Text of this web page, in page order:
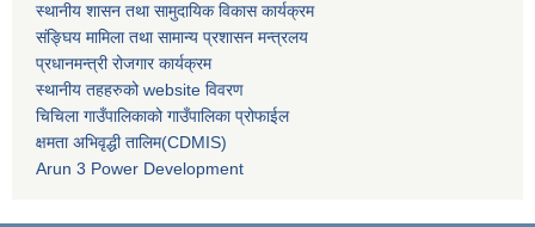
स्थानीय शासन तथा सामुदायिक विकास कार्यक्रम
संङ्घिय मामिला तथा सामान्य प्रशासन मन्त्रलय
प्रधानमन्त्री रोजगार कार्यक्रम
स्थानीय तहहरुको website विवरण
चिचिला गाउँपालिकाको गाउँपालिका प्रोफाईल
क्षमता अभिवृद्धी तालिम(CDMIS)
Arun 3 Power Development